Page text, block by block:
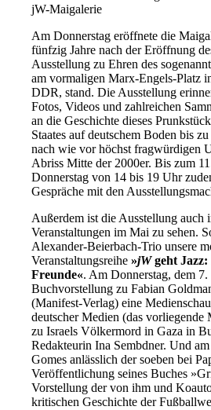
jW-Maigalerie
Am Donnerstag eröffnete die
fünfzig Jahre nach der Eröffnung
Ausstellung zu Ehren des
am vormaligen Marx-Engels-Platz
DDR, stand. Die Ausstellung
Fotos, Videos und zahlreichen
an die Geschichte dieses
Staates auf deutschem Boden bis
nach wie vor höchst fragwürdigen
Abriss Mitte der 2000er. Bis zum
Donnerstag von 14 bis 19 Uhr
Gespräche mit den
Außerdem ist die Ausstellung auch
Veranstaltungen im Mai zu sehen.
Alexander-Beierbach-Trio unsere
Veranstaltungsreihe »jWgeht Jazz:
Freunde«. Am Donnerstag, dem
Buchvorstellung zu Fabian
(Manifest-Verlag) eine
deutscher Medien (das vorliegende
zu Israels Völkermord in Gaza in
Redakteurin Ina Sembdner. Und
Gomes anlässlich der soeben bei
Veröffentlichung seines Buches
Vorstellung der von ihm und
kritischen Geschichte der